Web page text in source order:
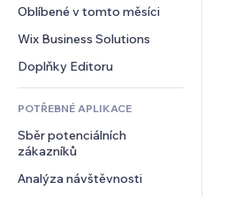
Jídlo a nápoje
Sdílení souborů
Novinky
Tlačítka a nabídky
Bannery a odznaky
Kalkulačky
Vyhledávání
Počasí
Tabulky a grafy
Komentáře
Telefon
Komunita
Reference a recenze
CRM
Oblíbené v tomto měsíci
Wix Business Solutions
Doplňky Editoru
POTŘEBNÉ APLIKACE
Sběr potenciálních
zákazníků
Analýza návštěvnosti